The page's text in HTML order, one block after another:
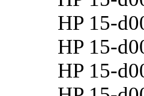
HP 15-
HP 15-
HP 15-